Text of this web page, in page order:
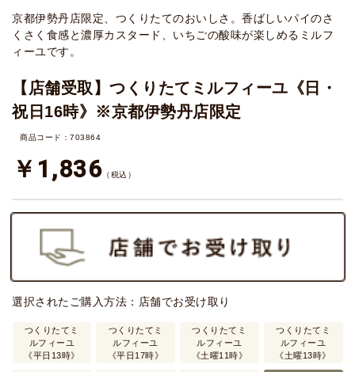
京都伊勢丹店限定、つくりたてのおいしさ。香ばしいパイのさ
くさく食感と濃厚カスタード、いちごの酸味が楽しめるミルフ
ィーユです。
【店舗受取】つくりたてミルフィーユ《日・
祝日16時》※京都伊勢丹店限定
商品コード：703864
￥1,836 （税込）
選択されたご購入方法：店舗でお受け取り
つくりたてミ
ルフィーユ
《平日13時》
つくりたてミ
ルフィーユ
《平日17時》
つくりたてミ
ルフィーユ
《土曜11時》
つくりたてミ
ルフィーユ
《土曜13時》